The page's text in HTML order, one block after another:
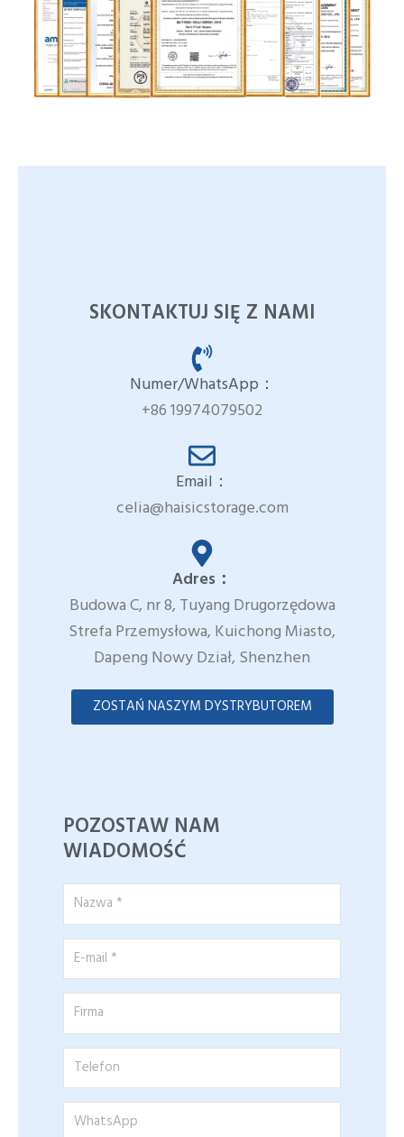
SKONTAKTUJ SIĘ Z NAMI
Numer/WhatsApp：
+86 19974079502
Email：
celia@haisicstorage.com
Adres：
Budowa C, nr 8, Tuyang Drugorzędowa
Strefa Przemysłowa, Kuichong Miasto,
Dapeng Nowy Dział, Shenzhen
ZOSTAŃ NASZYM DYSTRYBUTOREM
POZOSTAW NAM
WIADOMOŚĆ
Nazwa
*
E-
mail
* Firma
Telefon
WhatsApp